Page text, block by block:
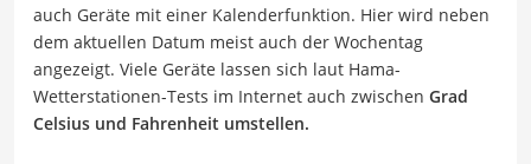
auch Geräte mit einer Kalenderfunktion. Hier wird neben
dem aktuellen Datum meist auch der Wochentag
angezeigt. Viele Geräte lassen sich laut Hama-
Wetterstationen-Tests im Internet auch zwischen Grad
Celsius und Fahrenheit umstellen.